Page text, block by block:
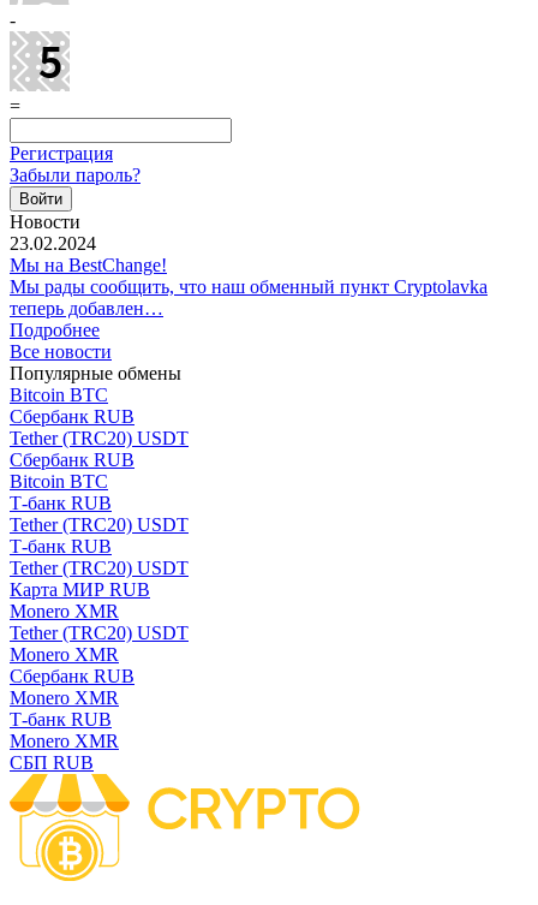
-
=
Регистрация
Забыли пароль?
Новости
23.02.2024
Мы на BestChange!
Мы рады сообщить, что наш обменный пункт Cryptolavka
теперь добавлен…
Подробнее
Все новости
Популярные обмены
Bitcoin BTC
Сбербанк RUB
Tether (TRC20) USDT
Сбербанк RUB
Bitcoin BTC
Т-банк RUB
Tether (TRC20) USDT
Т-банк RUB
Tether (TRC20) USDT
Карта МИР RUB
Monero XMR
Tether (TRC20) USDT
Monero XMR
Сбербанк RUB
Monero XMR
Т-банк RUB
Monero XMR
СБП RUB